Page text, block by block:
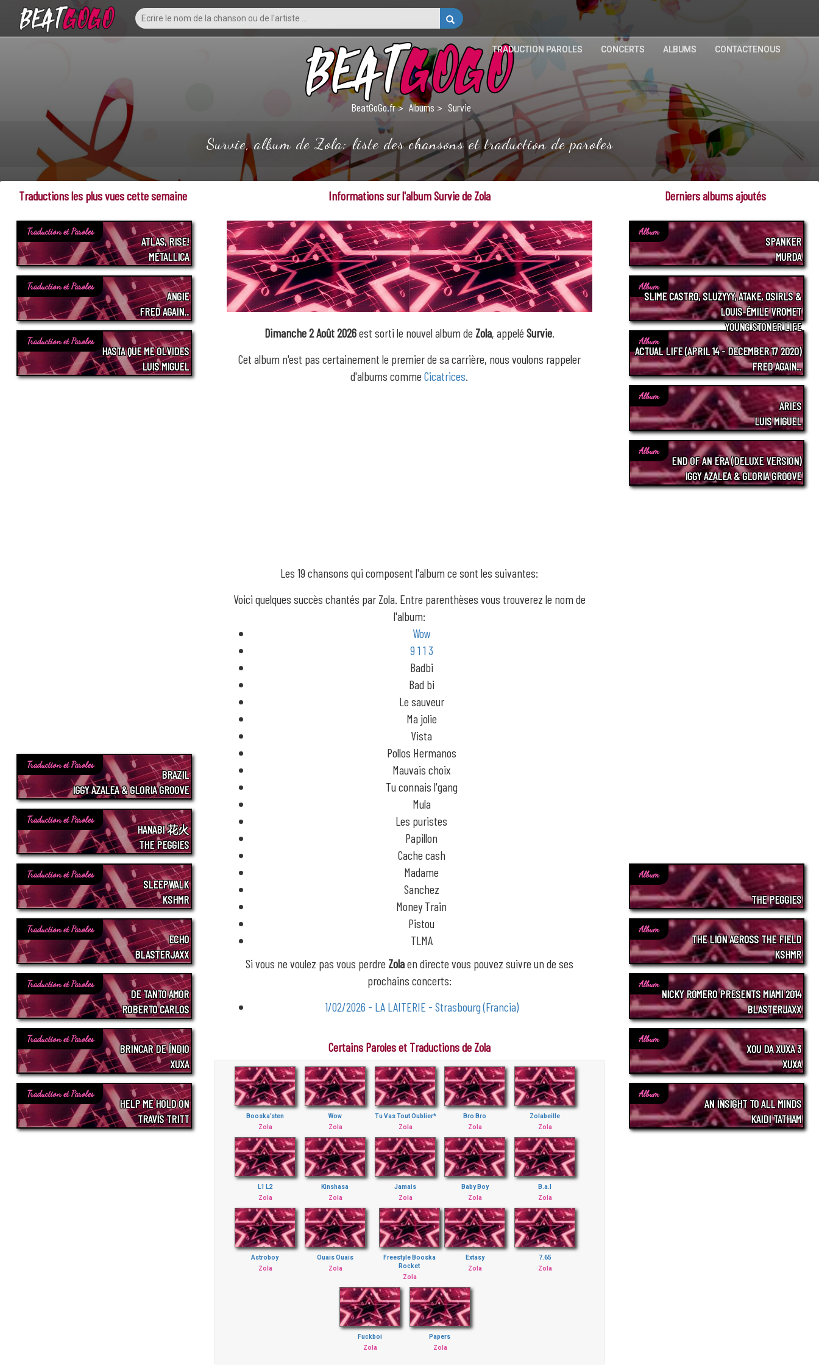
TRADUCTION PAROLES CONCERTS ALBUMS CONTACTENOUS
BeatGoGo.fr Albums Survie
Survie, album de Zola: liste des chansons et traduction de paroles
Informations sur l'album Survie de Zola
Dimanche 2 Août 2026est sorti le nouvel album de Zola, appelé Survie.
Cet album n'est pas certainement le premier de sa carrière, nous voulons rappeler
d'albums commeCicatrices.
Les 19 chansons qui composent l'album ce sont les suivantes:
Voici quelques succès chantés par Zola. Entre parenthèses vous trouverez le nom de
l'album:
Wow
9 1 1 3
Badbi
Bad bi
Le sauveur
Ma jolie
Vista
Pollos Hermanos
Mauvais choix
Tu connais l'gang
Mula
Les puristes
Papillon
Cache cash
Madame
Sanchez
Money Train
Pistou
TLMA
Si vous ne voulez pas vous perdre Zolaen directe vous pouvez suivre un de ses
prochains concerts:
1/02/2026 - LA LAITERIE - Strasbourg (Francia)
Certains Paroles et Traductions de Zola
Booska’sten
Zola
Wow
Zola
Tu Vas Tout Oublier*
Zola
Bro Bro
Zola
Zolabeille
Zola
L1 L2
Zola
Kinshasa
Zola
Jamais
Zola
Baby Boy
Zola
B.a.l
Zola
Astroboy
Zola
Ouais Ouais
Zola
Freestyle Booska
Rocket
Zola
Extasy
Zola
7.65
Zola
Fuckboi
Zola
Papers
Zola
Traductions les plus vues cette semaine
Traduction et Paroles
ATLAS, RISE!
METALLICA
Traduction et Paroles
ANGIE
FRED AGAIN..
Traduction et Paroles
HASTA QUE ME OLVIDES
LUIS MIGUEL
Traduction et Paroles
BRAZIL
IGGY AZALEA & GLORIA GROOVE
Traduction et Paroles
HANABI 花火
THE PEGGIES
Traduction et Paroles
SLEEPWALK
KSHMR
Traduction et Paroles
ECHO
BLASTERJAXX
Traduction et Paroles
DE TANTO AMOR
ROBERTO CARLOS
Traduction et Paroles
BRINCAR DE ÍNDIO
XUXA
Traduction et Paroles
HELP ME HOLD ON
TRAVIS TRITT
Derniers albums ajoutés
Album
SPANKER
MURDA
Album
SLIME CASTRO, SLUZYYY, ATAKE, OSIRLS &
LOUIS-ÉMILE VROMET
YOUNG STONER LIFE
Album
ACTUAL LIFE (APRIL 14 - DECEMBER 17 2020)
FRED AGAIN..
Album
ARIES
LUIS MIGUEL
Album
END OF AN ERA (DELUXE VERSION)
IGGY AZALEA & GLORIA GROOVE
Album
THE PEGGIES
Album
THE LION ACROSS THE FIELD
KSHMR
Album
NICKY ROMERO PRESENTS MIAMI 2014
BLASTERJAXX
Album
XOU DA XUXA 3
XUXA
Album
AN INSIGHT TO ALL MINDS
KAIDI TATHAM